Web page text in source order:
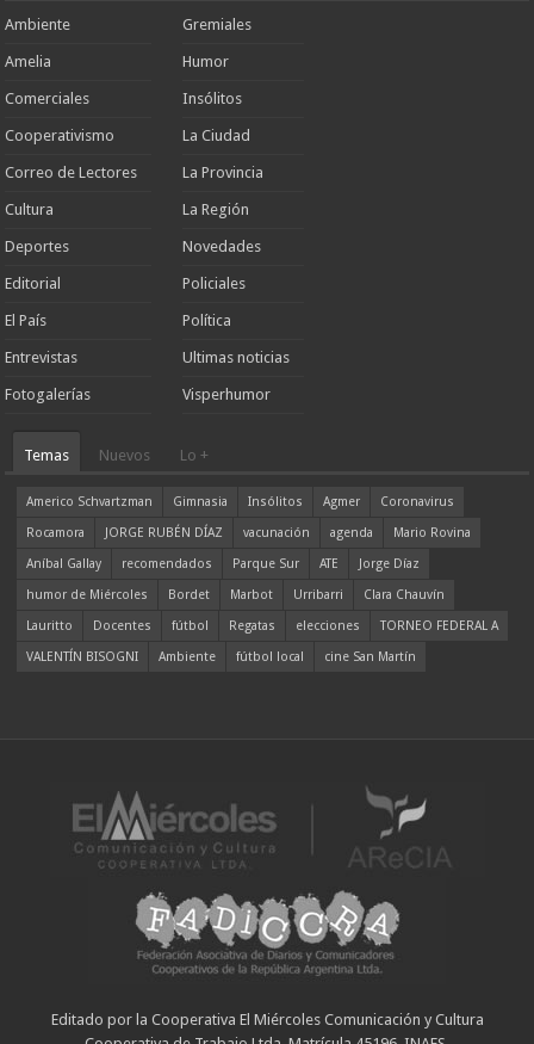
Ambiente
Amelia
Comerciales
Cooperativismo
Correo de Lectores
Cultura
Deportes
Editorial
El País
Entrevistas
Fotogalerías
Gremiales
Humor
Insólitos
La Ciudad
La Provincia
La Región
Novedades
Policiales
Política
Ultimas noticias
Visperhumor
Temas Nuevos Lo +
Americo Schvartzman Gimnasia Insólitos Agmer
Coronavirus
Rocamora
JORGE RUBÉN DÍAZ vacunación agenda
Mario Rovina
Aníbal Gallay
recomendados Parque Sur ATE
Jorge Díaz
humor de Miércoles
Bordet Marbot Urribarri
Clara Chauvín
Lauritto
Docentes fútbol Regatas elecciones
TORNEO FEDERAL A
VALENTÍN BISOGNI
Ambiente fútbol local cine San Martín
Editado por la Cooperativa El Miércoles Comunicación y Cultura